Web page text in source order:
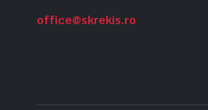
office@skrekis.ro